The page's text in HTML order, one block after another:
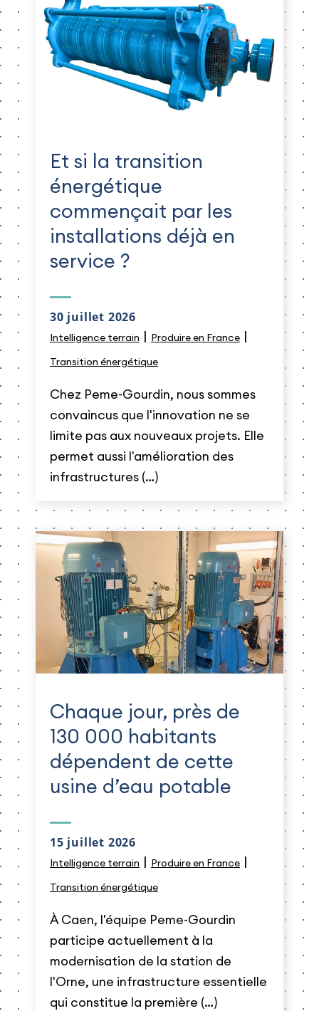
Et si la transition
énergétique
commençait par les
installations déjà en
service ?
30 juillet 2026
Intelligence terrain | Produire en France|
Transition énergétique
Chez Peme-Gourdin, nous sommes
convaincus que l'innovation ne se
limite pas aux nouveaux projets. Elle
permet aussi l'amélioration des
infrastructures (…)
Chaque jour, près de
130 000 habitants
dépendent de cette
usine d’eau potable
15 juillet 2026
Intelligence terrain | Produire en France|
Transition énergétique
À Caen, l'équipe Peme-Gourdin
participe actuellement à la
modernisation de la station de
l'Orne, une infrastructure essentielle
qui constitue la première (…)